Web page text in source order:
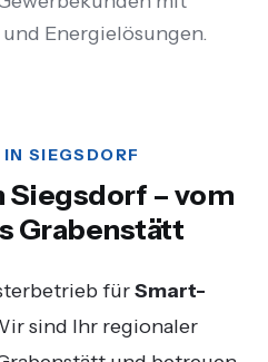
Energielösungen.
SIEGSDORF
Siegsdorf – vom
Grabenstätt
fürSmart-
sind Ihr regionaler